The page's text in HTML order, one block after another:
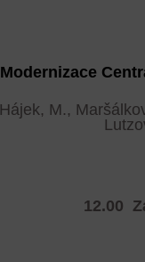
Modernizace
Hájek, M.,
12.00